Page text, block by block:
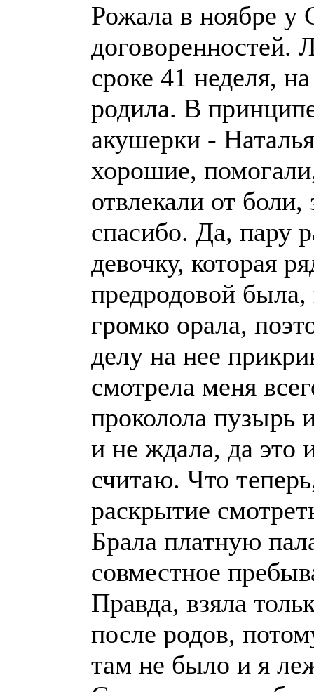
Рожала в ноябре у
договоренностей.
сроке 41 неделя,
родила. В
акушерки -
хорошие,
отвлекали от
спасибо. Да, пару
девочку, которая
предродовой
громко орала,
делу на нее
смотрела меня
проколола пузырь
и не ждала, да это
считаю. Что
раскрытие
Брала платную
совместное
Правда, взяла
после родов,
там не было и я